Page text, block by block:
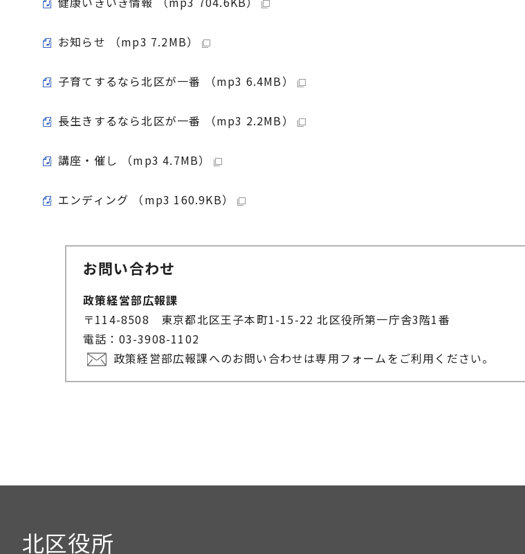
お知らせ （mp3 7.2MB）
子育てするなら北区が一番 （mp3 6.4MB）
長生きするなら北区が一番 （mp3 2.2MB）
講座・催し （mp3 4.7MB）
エンディング （mp3 160.9KB）
お問い合わせ
政策経営部広報課
〒114-8508 東京都北区王子本町1-15-22 北区役所第一庁舎3階1番
電話：03-3908-1102
政策経営部広報課へのお問い合わせは専用フォームをご利用ください。
北区役所